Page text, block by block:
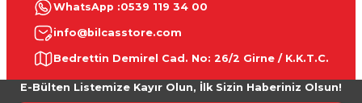
WhatsApp :0539 119 34 00
info@bilcasstore.com
Bedrettin Demirel Cad. No: 26/2 Girne / K.K.T.C.
E-Bülten Listemize Kayır Olun, İlk Sizin Haberiniz Olsun!